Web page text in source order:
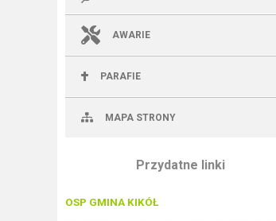
AWARIE
PARAFIE
MAPA STRONY
Przydatne linki
OSP GMINA KIKÓŁ